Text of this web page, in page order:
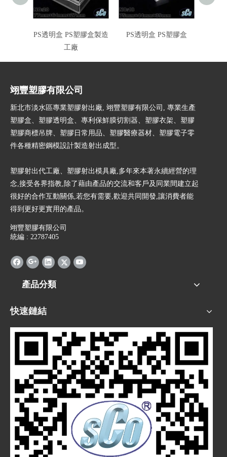
PS透明盒 PS塑膠盒製造
工廠
PS透明盒 PS塑膠盒
翊豐塑膠有限公司
新北市淡水區專業塑膠射出廠, 翊豐塑膠有限公司, 專業生產
塑膠盒、塑膠透明盒、專利保鮮膜切割器、塑膠衣架、塑膠
塑膠商標吊牌、塑膠日常用品、塑膠醫療器材、塑膠電子零
件各種精密鋼模設計製造射出成型。
塑膠射出代工廠、塑膠射出模具廠,多年來本著永續經營的理
念,接受各界指教,除了藉由產品的交流和客戶及同業間建立起
很好的合作互動關係,若您有需要,歡迎共同開發,讓消費者能
得到更好更實用的產品。
翊豐塑膠有限公司
統編 : 22787405
產品分類
快速鏈結